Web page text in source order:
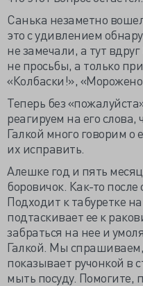
Санька незаметно
это с удивлением
не замечали, а тут вдруг
не просьбы, а только
«Колбаски!»,
Теперь без
реагируем на его
Галкой много говорим
их исправить.
Алешке год и пять
боровичок. Как-то после
Подходит к табуретке
подтаскивает ее к
забраться на нее и
Галкой. Мы спрашиваем,
показывает ручонкой в
мыть посуду. Помогите,